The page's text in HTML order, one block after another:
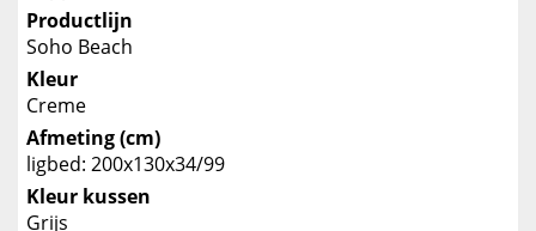
Productlijn
Soho Beach
Kleur
Creme
Afmeting (cm)
ligbed: 200x130x34/99
Kleur kussen
Grijs